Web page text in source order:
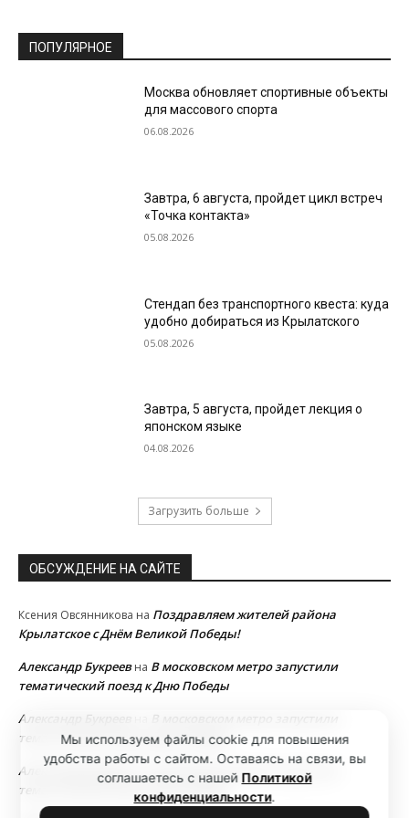
ПОПУЛЯРНОЕ
Москва обновляет спортивные объекты
для массового спорта
06.08.2026
Завтра, 6 августа, пройдет цикл встреч
«Точка контакта»
05.08.2026
Стендап без транспортного квеста: куда
удобно добираться из Крылатского
05.08.2026
Завтра, 5 августа, пройдет лекция о
японском языке
04.08.2026
Загрузить больше
ОБСУЖДЕНИЕ НА САЙТЕ
Ксения Овсянникова на Поздравляем жителей района
Крылатское с Днём Великой Победы!
Александр Букреевна В московском метро запустили
тематический поезд к Дню Победы
Александр Букреев
В московском метро запустили
тематический поезд к Дню Победы
Александр Букреев
В московском метро запустили
тематический поезд к Дню Победы
Мы используем файлы cookie для повышения
удобства работы с сайтом. Оставаясь на связи, вы
соглашаетесь с нашей Политикой
конфиденциальности.